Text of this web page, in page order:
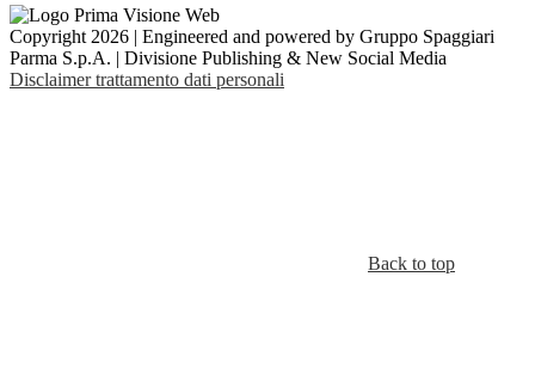
Copyright 2026 | Engineered and powered by Gruppo Spaggiari
Parma S.p.A. | Divisione Publishing & New Social Media
Disclaimer trattamento dati personali
Back to top